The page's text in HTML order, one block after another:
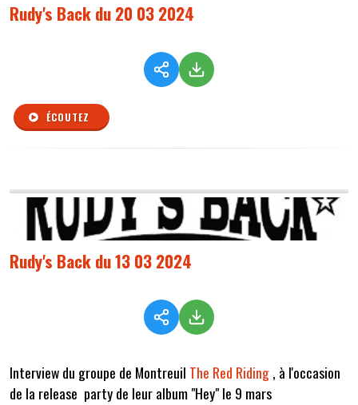
Rudy's Back du 20 03 2024
ÉCOUTEZ
Rudy's Back du 13 03 2024
Interview du groupe de Montreuil The Red Riding, à l'occasion
de la release party de leur album "Hey" le 9 mars